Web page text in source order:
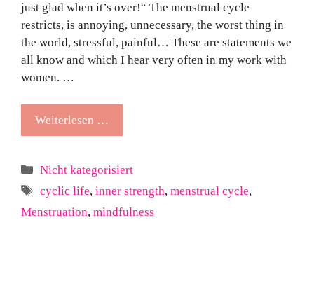
just glad when it’s over!“ The menstrual cycle
restricts, is annoying, unnecessary, the worst thing in
the world, stressful, painful… These are statements we
all know and which I hear very often in my work with
women. …
Weiterlesen …
Kategorien
Nicht kategorisiert
Schlagwörter
cyclic life,inner strength,menstrual cycle,
Menstruation, mindfulness